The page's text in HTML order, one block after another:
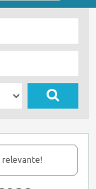
relevante!